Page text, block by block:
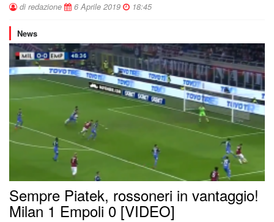
di redazione 6 Aprile 2019 18:45
News
Sempre Piatek, rossoneri in vantaggio!
Milan 1 Empoli 0 [VIDEO]